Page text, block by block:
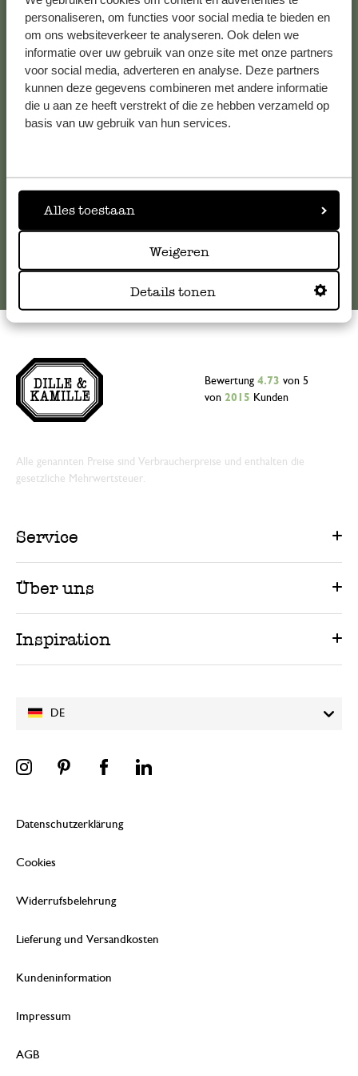
personaliseren, om functies voor social media te bieden en
om ons websiteverkeer te analyseren. Ook delen we
informatie over uw gebruik van onze site met onze partners
voor social media, adverteren en analyse. Deze partners
kunnen deze gegevens combineren met andere informatie
die u aan ze heeft verstrekt of die ze hebben verzameld op
basis van uw gebruik van hun services.
Alles toestaan
Weigeren
Details tonen
Kundenservice/Hilfe
Falls Sie Fragen haben oder Tipps und Hilfe brauchen, wenden
Sie sich bitte an unseren Kundenservice. Oder lesen Sie hier
die Antworten aufhäufig gestellte Fragen
kundenservice@dille-kamille.de
Online-Kundenservice
DE
Bewertung 4.73 von 5
von 2015 Kunden
Alle genannten Preise sind Verbraucherpreise und enthalten die
gesetzliche Mehrwertsteuer.
Service
Über uns
Inspiration
Datenschutzerklärung
Cookies
Widerrufsbelehrung
Lieferung und Versandkosten
Kundeninformation
Impressum
AGB